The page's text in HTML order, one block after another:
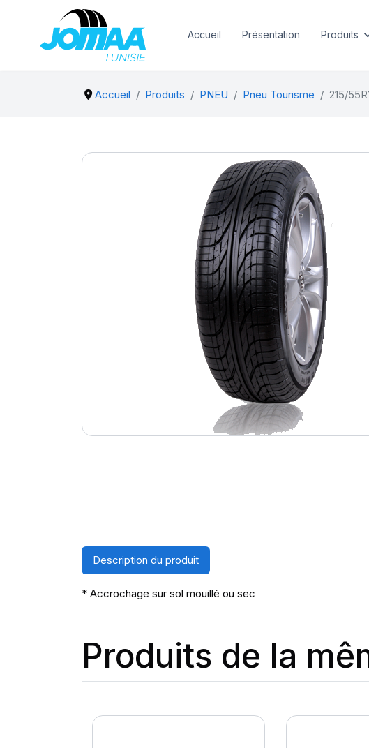
Accueil Présentation Produits
Accueil Produits PNEU Pneu Tourisme 215/
Description du produit
* Accrochage sur sol mouillé ou sec
Produits de la